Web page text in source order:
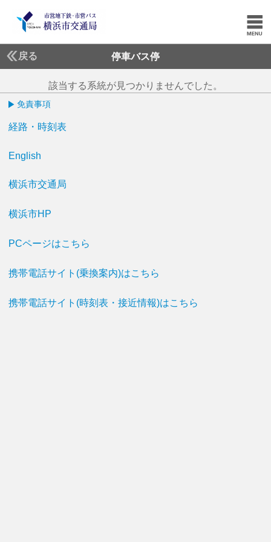
戻る 停車バス停
該当する系統が見つかりませんでした。
免責事項
経路・時刻表
English
横浜市交通局
横浜市HP
PCページはこちら
携帯電話サイト(乗換案内)はこちら
携帯電話サイト(時刻表・接近情報)はこちら